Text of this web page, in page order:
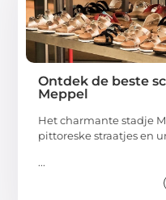
Ontdek de beste
Meppel
Het charmante stadje
pittoreske straatjes en
...